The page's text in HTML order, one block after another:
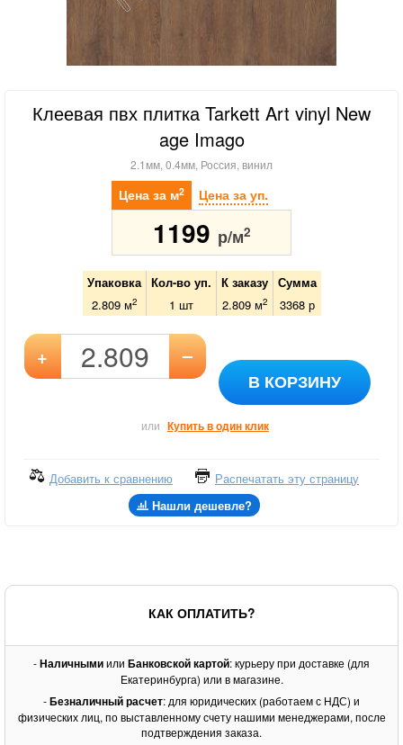
Клеевая пвх плитка Tarkett Art vinyl New
age Imago
2.1мм, 0.4мм, Россия, винил
Цена за м2 Цена за уп.
1199 р/м2
Упаковка Кол-во уп. К заказу
Сумма
2.809 м2 1 шт 2.809м2 3368р
+ –
В КОРЗИНУ
или Купить в один клик
Добавить к сравнению
Распечатать эту страницу
Нашли дешевле?
КАК ОПЛАТИТЬ?
-Наличнымиили Банковской картой: курьеру при доставке (для
Екатеринбурга) или в магазине.
-Безналичный расчет: для юридических (работаем с НДС) и
физических лиц, по выставленному счету нашими менеджерами, после
подтверждения заказа.